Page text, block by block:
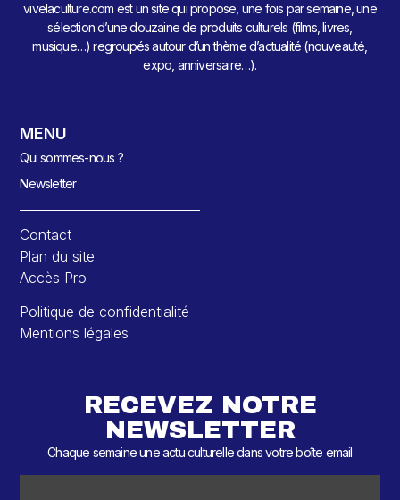
vivelaculture.com est un site qui propose, une fois par semaine, une
sélection d’une douzaine de produits culturels (films, livres,
musique…) regroupés autour d’un thème d’actualité (nouveauté,
expo, anniversaire…).
MENU
Qui sommes-nous ?
Newsletter
Contact
Plan du site
Accès Pro
Politique de confidentialité
Mentions légales
RECEVEZ NOTRE
NEWSLETTER
Chaque semaine une actu culturelle dans votre boîte email